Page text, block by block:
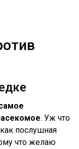
. Уж что
послушная
что желаю